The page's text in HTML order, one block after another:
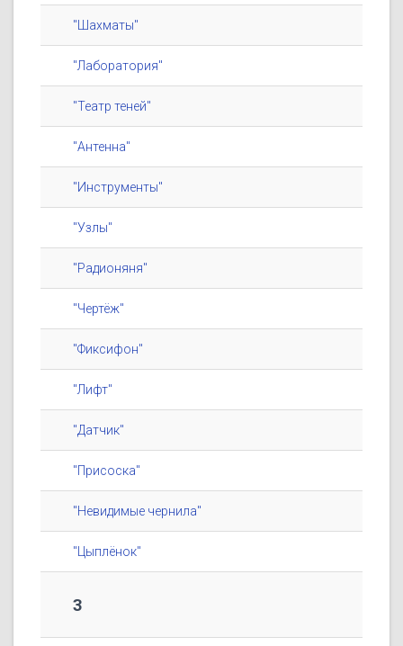
"Шахматы"
"Лаборатория"
"Театр теней"
"Антенна"
"Инструменты"
"Узлы"
"Радионяня"
"Чертёж"
"Фиксифон"
"Лифт"
"Датчик"
"Присоска"
"Невидимые чернила"
"Цыплёнок"
3